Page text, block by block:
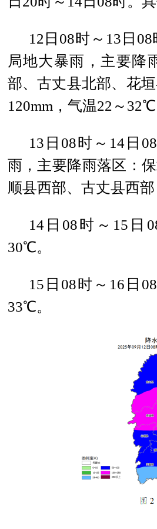
12日08时～13日
局地大暴雨，主要降
部、古丈县北部、花
120mm，气温22～
13日08时～14日
雨，主要降雨落区：
顺县西部、古丈县西
14日08时～15日
30℃。
15日08时～16日
33℃。